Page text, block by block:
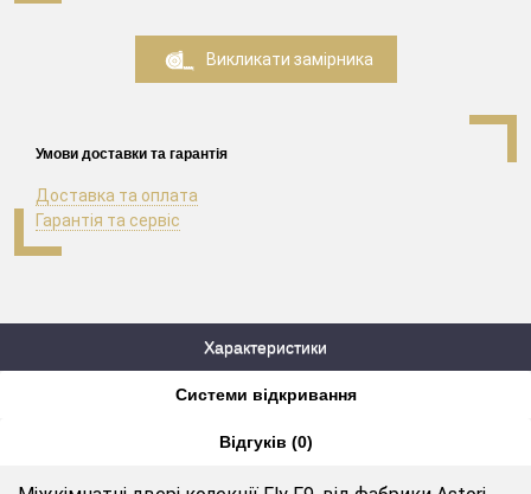
Викликати замірника
Умови доставки та гарантія
Доставка та оплата
Гарантія та сервіс
Характеристики
Системи відкривання
Відгуків (0)